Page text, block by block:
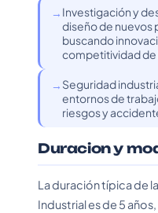
Investigación y
diseño de nuevos
buscando
competitividad de
Seguridad
entornos de
riesgos y
Duracion y
La duración típica de
Industrial es de 5